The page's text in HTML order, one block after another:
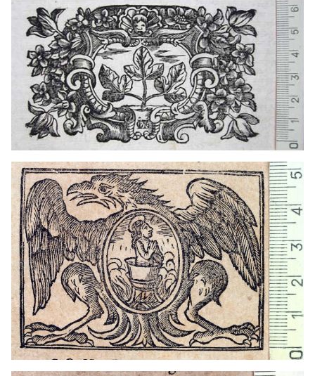
1665? - 1725? Barcelona (Cataluña)
1608 - 1646 Barcelona (Cataluña)